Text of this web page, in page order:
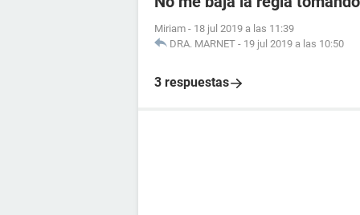
Miriam - 18 jul 2019 a las 11:39
DRA. MARNET - 19 jul 2019 a las 10:50
3 respuestas